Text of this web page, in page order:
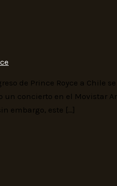
de Prince Royce a Chile
concierto en el Movistar
embargo, este […]